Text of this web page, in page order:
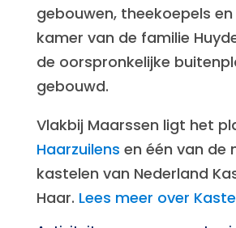
gebouwen, theekoepels
kamer van de familie
de oorspronkelijke
gebouwd.
Vlakbij Maarssen ligt het
Haarzuilens en één van de
kastelen van Nederland
Haar. Lees meer over